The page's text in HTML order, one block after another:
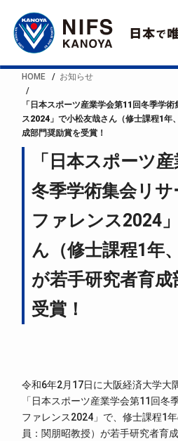
HOME お知らせ
「日本スポーツ産業学会第11回冬季学
ス2024」で小松友哉さん（修士課程1年
成部門奨励賞を受賞！
「日本スポーツ
冬季学術集会リ
ファレンス2024
ん（修士課程1年
が若手研究者育成
受賞！
令和6年2月17日に大阪経済大学大
「日本スポーツ産業学会第11回冬
ファレンス2024」で、修士課程1
員：関朋昭教授）が若手研究者育